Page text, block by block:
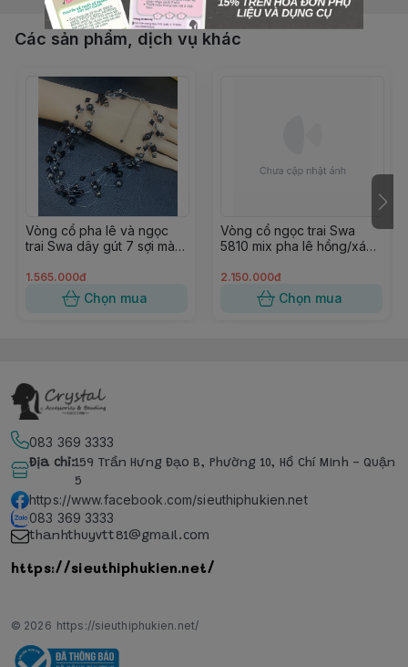
Các sản phẩm, dịch vụ khác
Vòng cổ pha lê và ngọc
trai Swa dây gút 7 sợi màu
1.565.000đ
Chọn mua
Vòng cổ ngọc trai Swa
5810 mix pha lê hồng/xám,
2.150.000đ
Chọn mua
083 369 3333
Địa chỉ:159 Trần Hưng Đạo B, Phường 10, Hồ Chí Minh - Quận
5
https://www.facebook.com/sieuthiphukien.net
083 369 3333
thanhthuyvtt81@gmail.com
https://sieuthiphukien.net/
© 2026 https://sieuthiphukien.net/